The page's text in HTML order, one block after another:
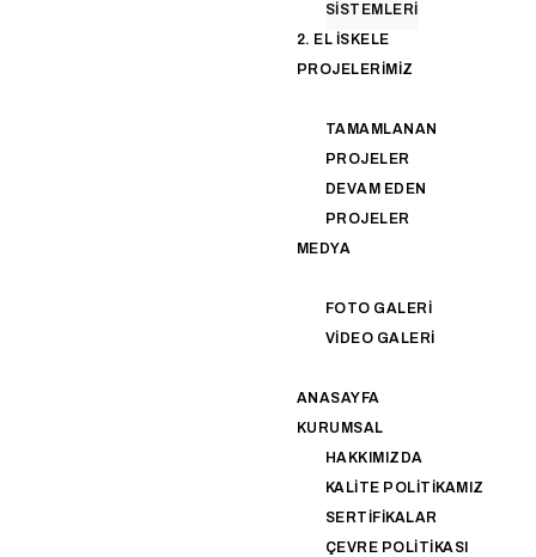
SISTEMLERI
2. EL İSKELE
PROJELERIMIZ
TAMAMLANAN
PROJELER
DEVAM EDEN
PROJELER
MEDYA
FOTO GALERI
VIDEO GALERI
ANASAYFA
KURUMSAL
HAKKIMIZDA
KALITE POLITIKAMIZ
SERTIFIKALAR
ÇEVRE POLITIKASI